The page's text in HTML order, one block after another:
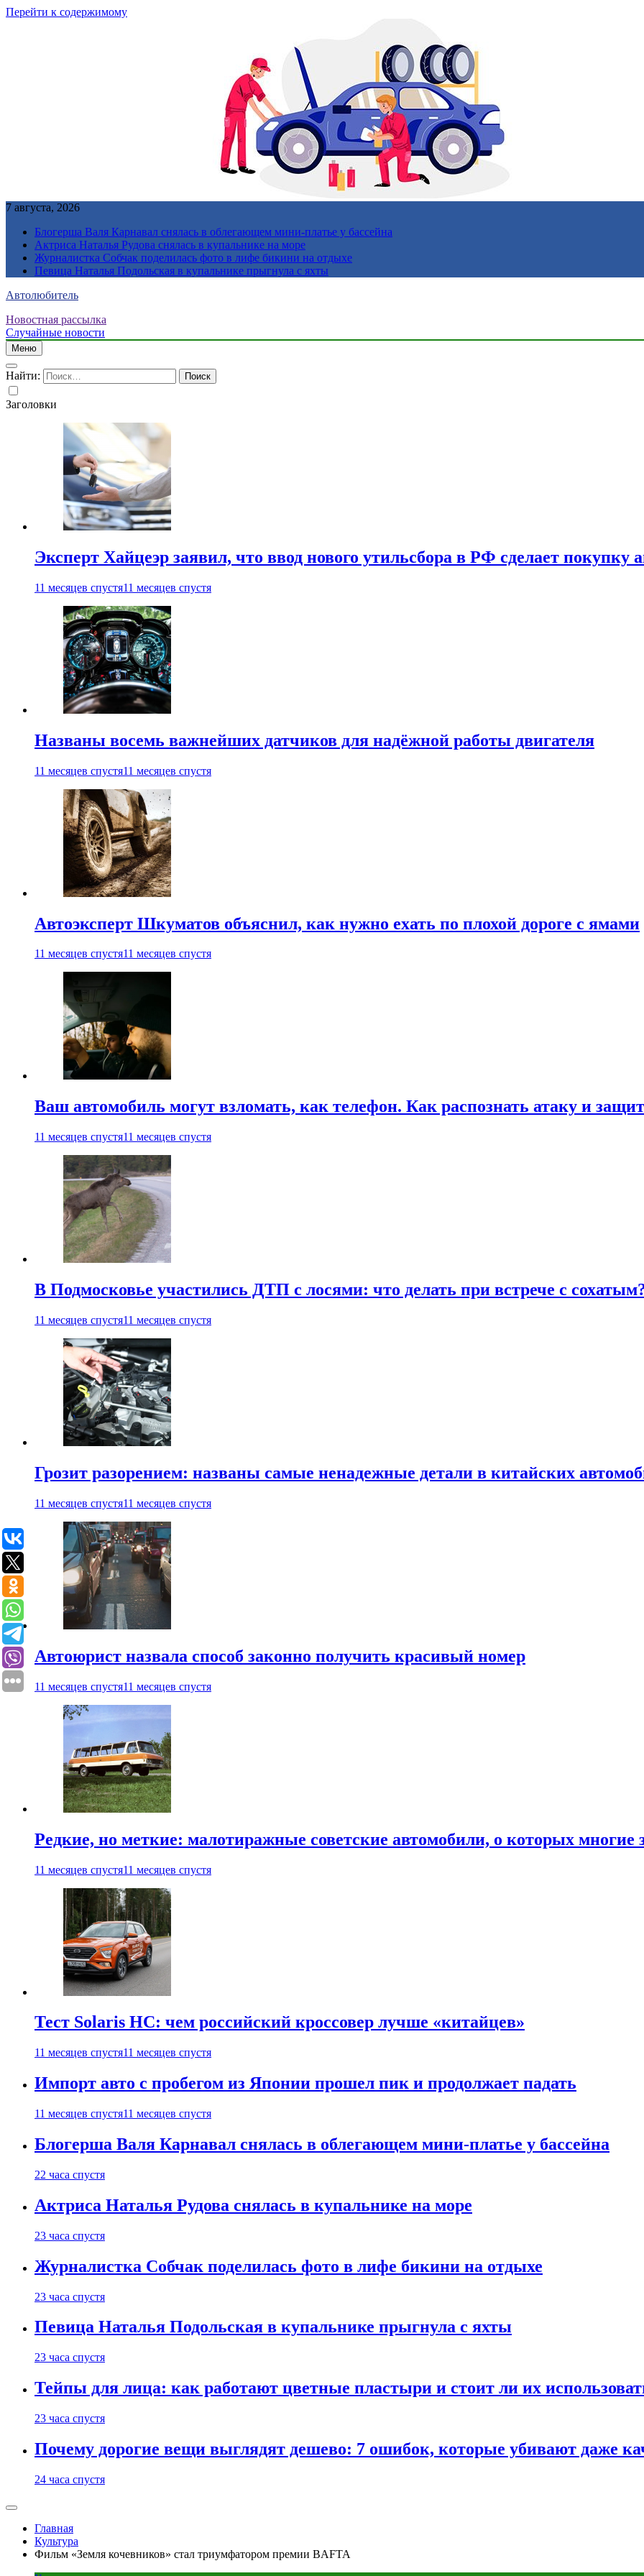
Перейти к содержимому
7 августа, 2026
Блогерша Валя Карнавал снялась в облегающем мини-платье у бассейна
Актриса Наталья Рудова снялась в купальнике на море
Журналистка Собчак поделилась фото в лифе бикини на отдыхе
Певица Наталья Подольская в купальнике прыгнула с яхты
Автолюбитель
Новостная рассылка
Случайные новости
Меню
Найти:
Заголовки
Эксперт Хайцеэр заявил, что ввод нового утильсбора в РФ сделает покупку
11 месяцев спустя11 месяцев спустя
Названы восемь важнейших датчиков для надёжной работы двигателя
11 месяцев спустя11 месяцев спустя
Автоэксперт Шкуматов объяснил, как нужно ехать по плохой дороге с ямами
11 месяцев спустя11 месяцев спустя
Ваш автомобиль могут взломать, как телефон. Как распознать атаку и
11 месяцев спустя11 месяцев спустя
В Подмосковье участились ДТП с лосями: что делать при встрече с
11 месяцев спустя11 месяцев спустя
Грозит разорением: названы самые ненадежные детали в китайских
11 месяцев спустя11 месяцев спустя
Автоюрист назвала способ законно получить красивый номер
11 месяцев спустя11 месяцев спустя
Редкие, но меткие: малотиражные советские автомобили, о которых многие
11 месяцев спустя11 месяцев спустя
Тест Solaris HC: чем российский кроссовер лучше «китайцев»
11 месяцев спустя11 месяцев спустя
Импорт авто с пробегом из Японии прошел пик и продолжает падать
11 месяцев спустя11 месяцев спустя
Блогерша Валя Карнавал снялась в облегающем мини-платье у бассейна
22 часа спустя
Актриса Наталья Рудова снялась в купальнике на море
23 часа спустя
Журналистка Собчак поделилась фото в лифе бикини на отдыхе
23 часа спустя
Певица Наталья Подольская в купальнике прыгнула с яхты
23 часа спустя
Тейпы для лица: как работают цветные пластыри и стоит ли их
23 часа спустя
Почему дорогие вещи выглядят дешево: 7 ошибок, которые убивают даже
24 часа спустя
Главная
Культура
Фильм «Земля кочевников» стал триумфатором премии BAFTA